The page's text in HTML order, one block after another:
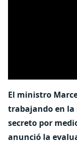
El ministro
trabajando en la
secreto por
anunció la